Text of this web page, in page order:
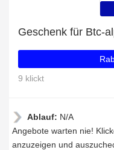
Geschenk für Btc-
9 klickt
Ablauf: N/A
Angebote warten nie!
anzuzeigen und